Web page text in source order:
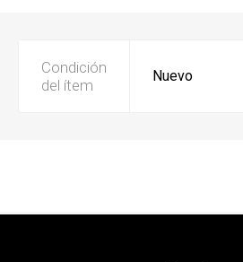
Condición
del ítem
Nuevo